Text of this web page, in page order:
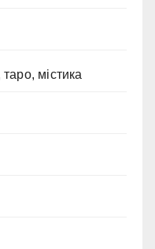
таро, містика